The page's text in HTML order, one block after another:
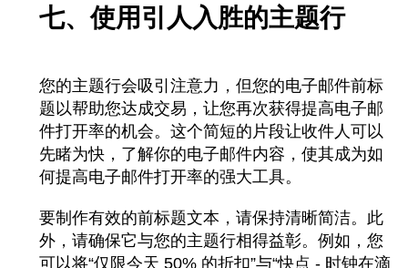
七、使用引人入胜的主题行
您的主题行会吸引注意力，但您的电子邮件前标
题以帮助您达成交易，让您再次获得提高电子邮
件打开率的机会。这个简短的片段让收件人可以
先睹为快，了解你的电子邮件内容，使其成为如
何提高电子邮件打开率的强大工具。
要制作有效的前标题文本，请保持清晰简洁。此
外，请确保它与您的主题行相得益彰。例如，您
可以将“仅限今天 50% 的折扣”与“快点 - 时钟在滴